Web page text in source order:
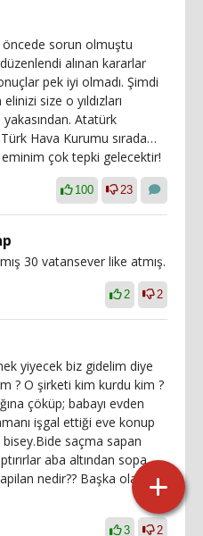
öncede sorun olmuştu
alınan kararlar
pek iyi olmadı. Şimdi
size o yıldızları
Atatürk
Türk Hava Kurumu sırada…
çok tepki gelecektir!
100 23
30 vatansever like atmış.
2 2
yiyecek biz gidelim diye
? O şirketi kim kurdu kim ?
çöküp; babayı evden
işgal ettiği eve konup
saçma sapan
aba altından sopa
nedir?? Başka olay
3 2